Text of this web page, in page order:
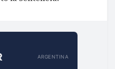
ARGENTINA